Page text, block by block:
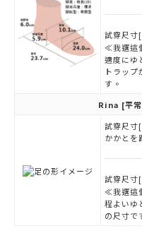
試穿尺寸
≪我選這
適度にゆ
トラッ
す。
Rina [平
試穿尺寸
かかとを
試穿尺寸
≪我選這
程よいゆ
の尺寸で